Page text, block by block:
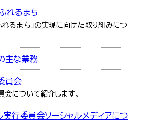
れるまち
れるまち」の実現に向けた取り組みにつ
主な業務
員会
会について紹介します。
実行委員会ソーシャルメディアにつ